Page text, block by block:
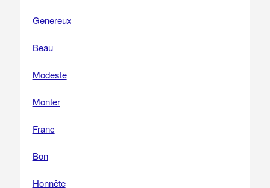
Genereux
Beau
Modeste
Monter
Franc
Bon
Honnête